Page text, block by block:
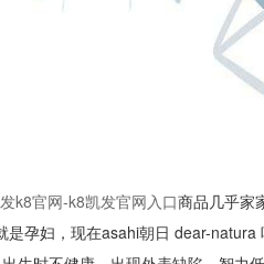
k8官网-k8凯发官网入口商品几乎家
孕妇，现在asahi朝日 dear-natura